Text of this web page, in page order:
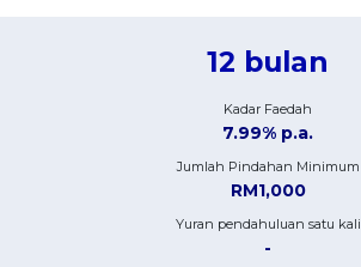
12 bulan
Kadar Faedah
7.99% p.a.
Jumlah Pindahan Minimum
RM1,000
Yuran pendahuluan satu kali
-